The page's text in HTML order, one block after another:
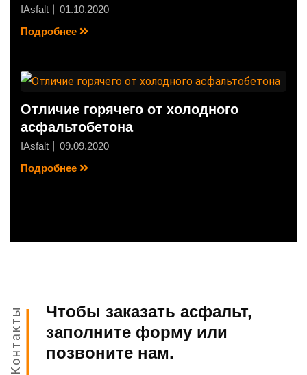
IAsfalt
01.10.2020
Подробнее
Отличие горячего от холодного
асфальтобетона
IAsfalt
09.09.2020
Подробнее
Контакты
Чтобы заказать асфальт,
заполните форму или
позвоните нам.